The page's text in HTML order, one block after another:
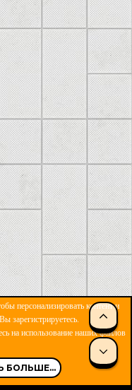
И ПРАВИЛА
R
S
S
персонализировать контент и
зарегистрируетесь.
на использование наших файлов
БОЛЬШЕ...